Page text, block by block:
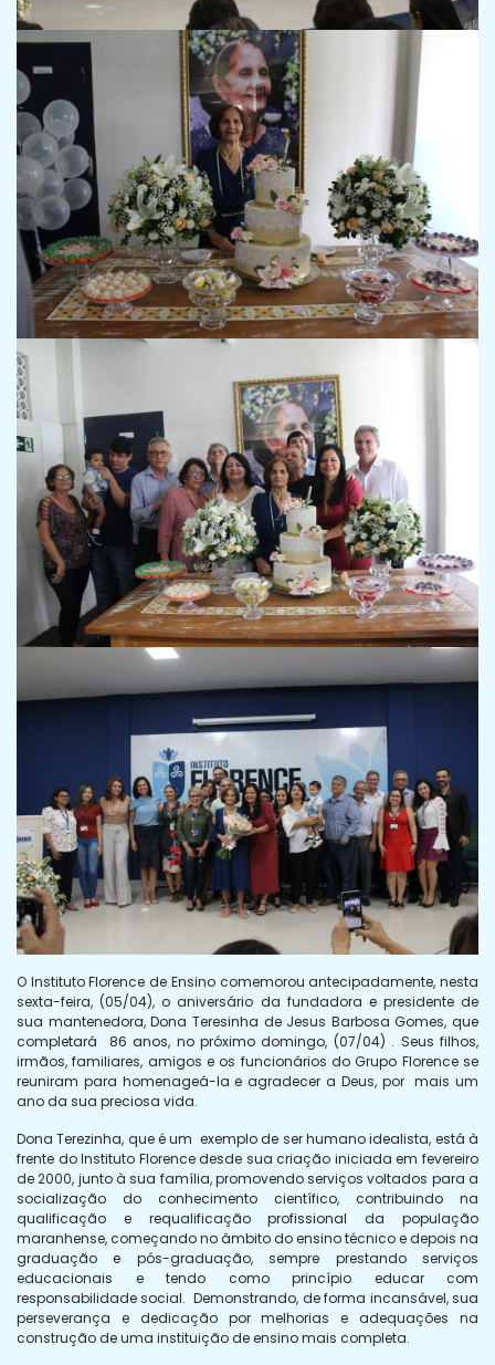
O Instituto Florence de Ensino comemorou antecipadamente, nesta
sexta-feira, (05/04), o aniversário da fundadora e presidente de
sua mantenedora, Dona Teresinha de Jesus Barbosa Gomes, que
completará 86 anos, no próximo domingo, (07/04) . Seus filhos,
irmãos, familiares, amigos e os funcionários do Grupo Florence se
reuniram para homenageá-la e agradecer a Deus, por mais um
ano da sua preciosa vida.
Dona Terezinha, que é um exemplo de ser humano idealista, está à
frente do Instituto Florence desde sua criação iniciada em fevereiro
de 2000, junto à sua família, promovendo serviços voltados para a
socialização do conhecimento científico, contribuindo na
qualificação e requalificação profissional da população
maranhense, começando no âmbito do ensino técnico e depois na
graduação e pós-graduação, sempre prestando serviços
educacionais e tendo como princípio educar com
responsabilidade social. Demonstrando, de forma incansável, sua
perseverança e dedicação por melhorias e adequações na
construção de uma instituição de ensino mais completa.